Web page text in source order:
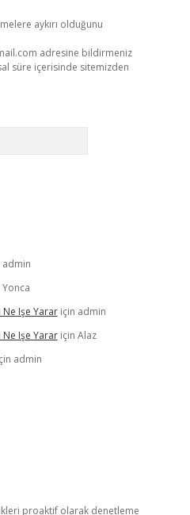
aykırı olduğunu
adresine bildirmeniz
süre içerisinde sitemizden
admin
Yonca
Ne Işe Yarariçin admin
Ne Işe Yarariçin Alaz
admin
proaktif olarak denetleme